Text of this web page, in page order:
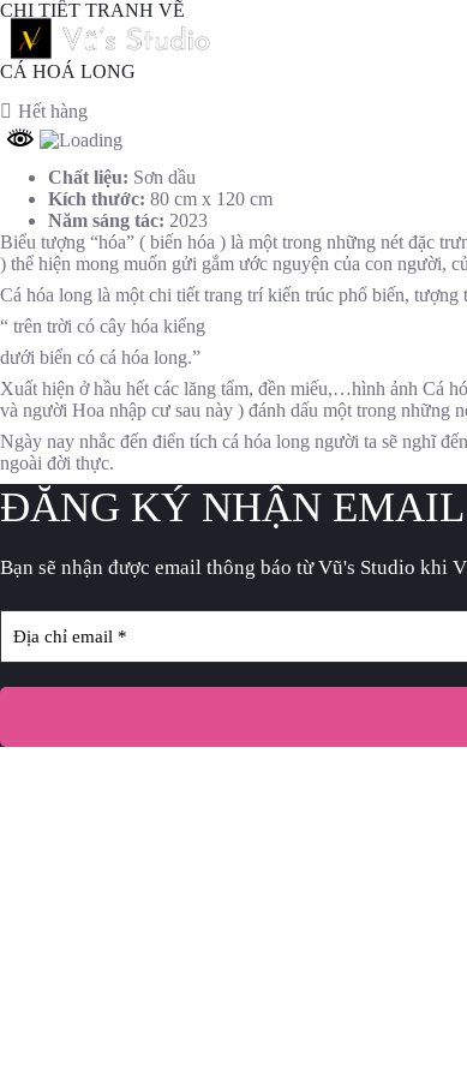
Chuyển
đến
phần
nội
CHI TIẾT TRANH VẼ
CÁ HOÁ LONG
Hết hàng
Chất liệu: Sơn dầu
Kích thước: 80 cm x 120 cm
Năm sáng tác: 2023
Biểu tượng “hóa” ( biến hóa ) là một trong những nét đặc
) thể hiện mong muốn gửi gắm ước nguyện của con người,
Cá hóa long là một chi tiết trang trí kiến trúc phổ biến,
“ trên trời có cây hóa kiểng
dưới biển có cá hóa long.”
Xuất hiện ở hầu hết các lăng tẩm, đền miếu,…hình ảnh Cá
và người Hoa nhập cư sau này ) đánh dấu một trong những
Ngày nay nhắc đến điển tích cá hóa long người ta sẽ nghĩ
ngoài đời thực.
ĐĂNG KÝ NHẬN EMAIL
Bạn sẽ nhận được email thông báo từ Vũ's Studio khi